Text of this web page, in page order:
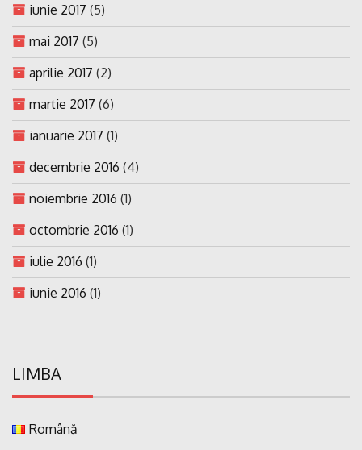
iunie 2017 (5)
mai 2017 (5)
aprilie 2017 (2)
martie 2017 (6)
ianuarie 2017 (1)
decembrie 2016 (4)
noiembrie 2016 (1)
octombrie 2016 (1)
iulie 2016 (1)
iunie 2016 (1)
LIMBA
Română